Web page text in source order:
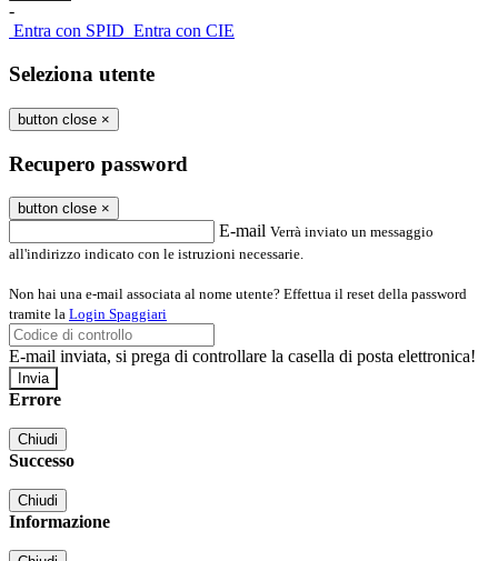
-
Entra con SPID Entra con CIE
Seleziona utente
button close ×
Recupero password
button close ×
E-mail Verrà inviato un messaggio
all'indirizzo indicato con le istruzioni necessarie.
Non hai una e-mail associata al nome utente? Effettua il reset della password
tramite la Login Spaggiari
E-mail inviata, si prega di controllare la casella di posta elettronica!
Errore
Chiudi
Successo
Chiudi
Informazione